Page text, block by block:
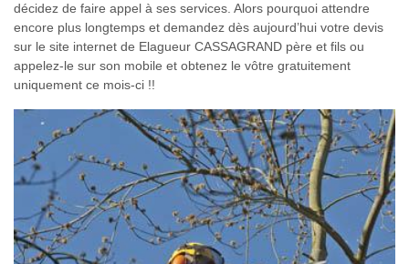
décidez de faire appel à ses services. Alors pourquoi attendre
encore plus longtemps et demandez dès aujourd’hui votre devis
sur le site internet de Elagueur CASSAGRAND père et fils ou
appelez-le sur son mobile et obtenez le vôtre gratuitement
uniquement ce mois-ci !!